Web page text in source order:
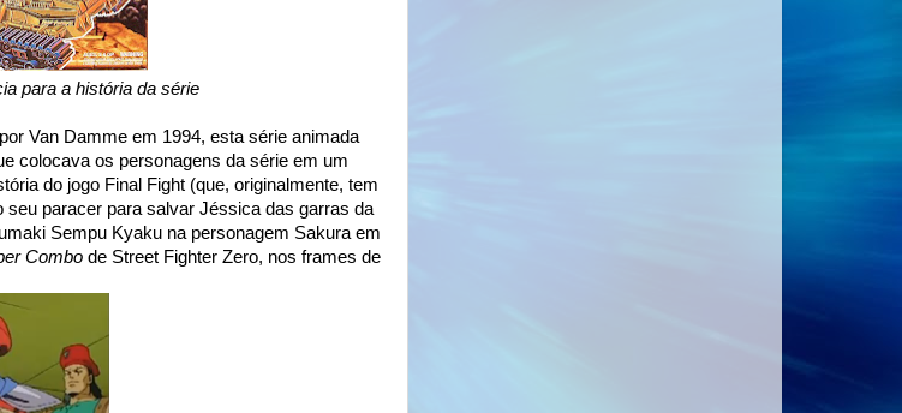
para a história da série
Van Damme em 1994, esta série animada
colocava os personagens da série em um
do jogo Final Fight (que, originalmente, tem
seu paracer para salvar Jéssica das garras da
Sempu Kyaku na personagem Sakura em
Combo de Street Fighter Zero, nos frames de